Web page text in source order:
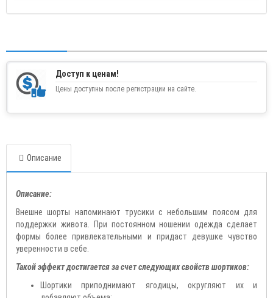
Доступ к ценам!
Цены доступны после регистрации на сайте.
Описание
Описание:
Внешне шорты напоминают трусики с небольшим поясом для
поддержки живота. При постоянном ношении одежда сделает
формы более привлекательными и придаст девушке чувство
уверенности в себе.
Такой эффект достигается за счет следующих свойств шортиков:
Шортики приподнимают ягодицы, округляют их и